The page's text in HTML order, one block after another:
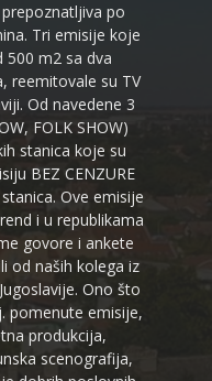
po
Tri emisije koje
500 m2 sa dva
reemitovale su TV
Od navedene 3
FOLK SHOW)
stanica koje su
BEZ CENZURE
Ove emisije
i u republikama
govore i ankete
od naših kolega iz
Ono što
pomenute emisije,
produkcija,
scenografija,